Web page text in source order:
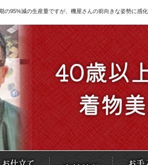
の95%減の生産量ですが、機屋さんの前向きな姿勢に感